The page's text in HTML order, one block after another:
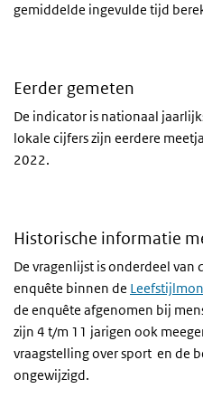
gemiddelde ingevulde tijd
Eerder gemeten
De indicator is nationaal
lokale cijfers zijn eerdere
2022.
Historische informatie
De vragenlijst is onderdeel van
enquête binnen de
de enquête afgenomen bij
zijn 4 t/m 11 jarigen ook
vraagstelling over sport en de
ongewijzigd.